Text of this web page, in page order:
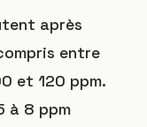
après
entre
et 120 ppm.
à 8 ppm